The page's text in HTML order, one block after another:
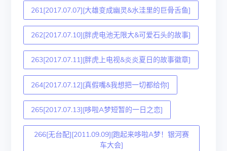
261[2017.07.07][大雄变成幽灵&水洼里的巨骨舌鱼]
262[2017.07.10][胖虎电池无限大&可爱石头的故事]
263[2017.07.11][胖虎上电视&炎炎夏日的故事徽章]
264[2017.07.12][真假嘴&我想把一切都给你]
265[2017.07.13][哆啦A梦短暂的一日之恋]
266[无台配][2011.09.09][跑起来哆啦A梦！银河赛
车大会]